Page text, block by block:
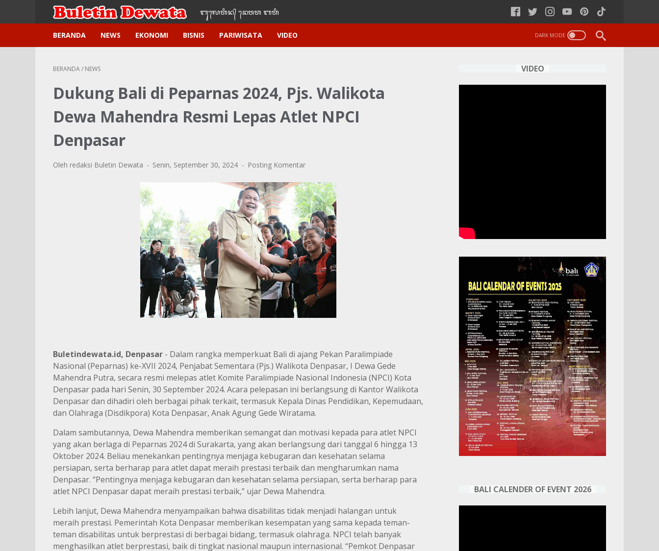
ᬩᬸ᭢ᬮᬢᬶᬦ᭄‌ ᭢ᬤᬯᬢ‌‌‌ ᬩᬢᬶ
BERANDA NEWS EKONOMI BISNIS PARIWISATA VIDEO
BERANDA/ NEWS
Dukung Bali di Peparnas 2024, Pjs. Walikota
Dewa Mahendra Resmi Lepas Atlet NPCI
Denpasar
Oleh redaksi Buletin Dewata Senin, September 30, 2024 Posting Komentar
Buletindewata.id, Denpasar - Dalam rangka memperkuat Bali di ajang Pekan Paralimpiade
Nasional (Peparnas) ke-XVII 2024, Penjabat Sementara (Pjs.) Walikota Denpasar, I Dewa Gede
Mahendra Putra, secara resmi melepas atlet Komite Paralimpiade Nasional Indonesia (NPCI) Kota
Denpasar pada hari Senin, 30 September 2024. Acara pelepasan ini berlangsung di Kantor Walikota
Denpasar dan dihadiri oleh berbagai pihak terkait, termasuk Kepala Dinas Pendidikan, Kepemudaan,
dan Olahraga (Disdikpora) Kota Denpasar, Anak Agung Gede Wiratama.
Dalam sambutannya, Dewa Mahendra memberikan semangat dan motivasi kepada para atlet NPCI
yang akan berlaga di Peparnas 2024 di Surakarta, yang akan berlangsung dari tanggal 6 hingga 13
Oktober 2024. Beliau menekankan pentingnya menjaga kebugaran dan kesehatan selama
persiapan, serta berharap para atlet dapat meraih prestasi terbaik dan mengharumkan nama
Denpasar. “Pentingnya menjaga kebugaran dan kesehatan selama persiapan, serta berharap para
atlet NPCI Denpasar dapat meraih prestasi terbaik,” ujar Dewa Mahendra.
Lebih lanjut, Dewa Mahendra menyampaikan bahwa disabilitas tidak menjadi halangan untuk
meraih prestasi. Pemerintah Kota Denpasar memberikan kesempatan yang sama kepada teman-
teman disabilitas untuk berprestasi di berbagai bidang, termasuk olahraga. NPCI telah banyak
menghasilkan atlet berprestasi, baik di tingkat nasional maupun internasional. “Pemkot Denpasar
VIDEO
BALI CALENDER OF EVENT 2026